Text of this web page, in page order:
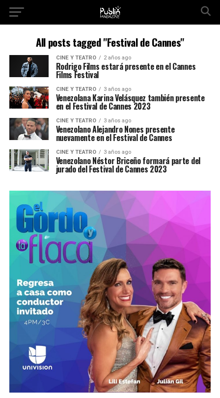
All posts tagged "Festival de Cannes"
CINE Y TEATRO 2 años ago
Rodrigo Films estará presente en el Cannes
Films Festival
CINE Y TEATRO 3 años ago
Venezolana Karina Velásquez también presente
en el Festival de Cannes 2023
CINE Y TEATRO 3 años ago
Venezolano Alejandro Nones presente
nuevamente en el Festival de Cannes
CINE Y TEATRO 3 años ago
Venezolano Néstor Briceño formará parte del
jurado del Festival de Cannes 2023